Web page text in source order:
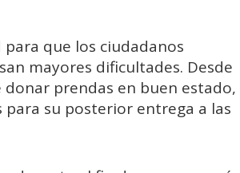
que los ciudadanos
mayores dificultades. Desde
prendas en buen estado,
su posterior entrega a las